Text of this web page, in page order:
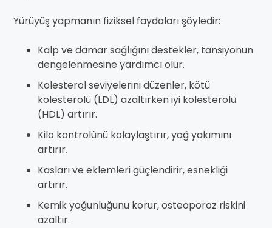
Yürüyüş yapmanın fiziksel faydaları şöyledir:
Kalp ve damar sağlığını destekler, tansiyonun
dengelenmesine yardımcı olur.
Kolesterol seviyelerini düzenler, kötü
kolesterolü (LDL) azaltırken iyi kolesterolü
(HDL) artırır.
Kilo kontrolünü kolaylaştırır, yağ yakımını
artırır.
Kasları ve eklemleri güçlendirir, esnekliği
artırır.
Kemik yoğunluğunu korur, osteoporoz riskini
azaltır.